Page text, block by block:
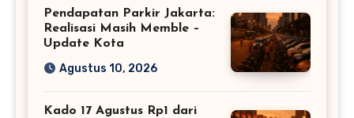
Pendapatan Parkir Jakarta:
Realisasi Masih Memble –
Update Kota
Agustus 10, 2026
Kado 17 Agustus Rp1 dari